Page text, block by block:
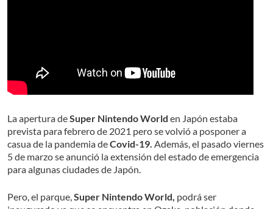
La apertura deSuper Nintendo World en Japón estaba
prevista para febrero de 2021 pero se volvió a posponer a
casua de la pandemia deCovid-19. Además, el pasado viernes
5 de marzo se anunció la extensión del estado de emergencia
para algunas ciudades de Japón.
Pero, el parque,Super Nintendo World, podrá ser